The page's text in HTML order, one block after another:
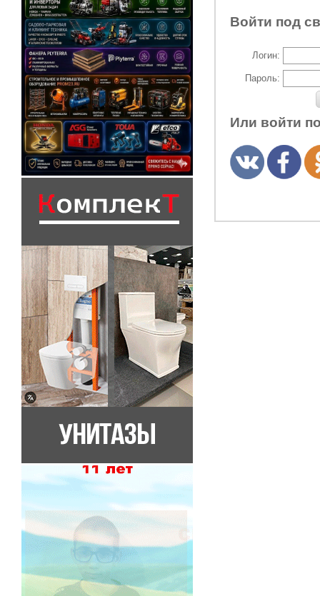
Войти под
Логин:
Пароль:
Или войти